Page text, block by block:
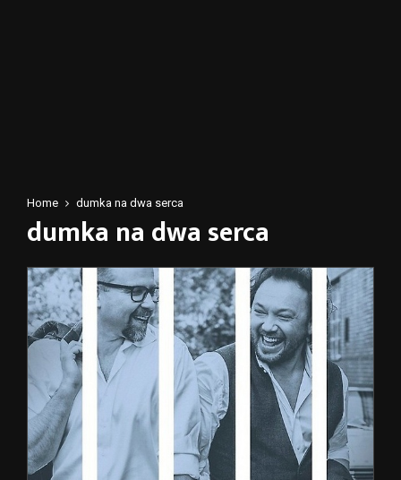
Home dumka na dwa serca
dumka na dwa serca